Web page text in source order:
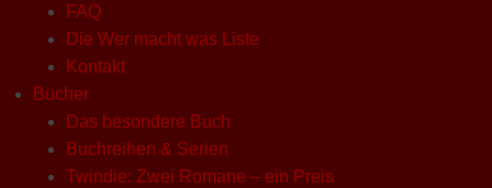
FAQ
Die Wer macht was Liste
Kontakt
Bücher
Das besondere Buch
Buchreihen & Serien
Twindie: Zwei Romane – ein Preis